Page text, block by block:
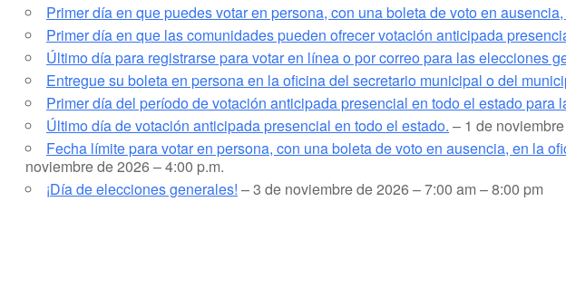
Primer día en que puedes votar en persona, con una boleta de voto en
Primer día en que las comunidades pueden ofrecer votación anticipada
Último día para registrarse para votar en línea o por correo para las elecciones
Entregue su boleta en persona en la oficina del secretario municipal o del
Primer día del período de votación anticipada presencial en todo el estado para
Último día de votación anticipada presencial en todo el estado. – 1 de
Fecha límite para votar en persona, con una boleta de voto en ausencia, en la
noviembre de 2026 – 4:00 p.m.
¡Día de elecciones generales! – 3 de noviembre de 2026 – 7:00 am – 8:00 pm